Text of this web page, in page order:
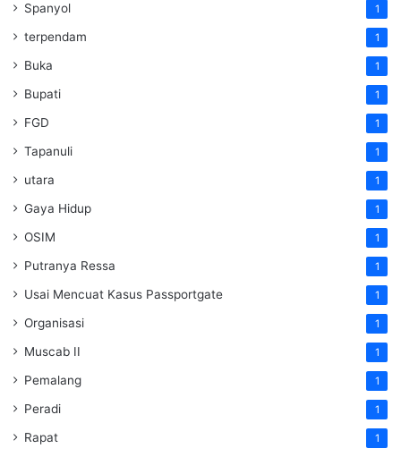
Spanyol 1
terpendam 1
Buka 1
Bupati 1
FGD 1
Tapanuli 1
utara 1
Gaya Hidup 1
OSIM 1
Putranya Ressa 1
Usai Mencuat Kasus Passportgate 1
Organisasi 1
Muscab II 1
Pemalang 1
Peradi 1
Rapat 1